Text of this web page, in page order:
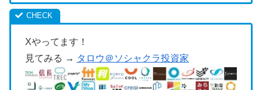
Xやってます！
見てみる → タロウ＠ソシャクラ投資家